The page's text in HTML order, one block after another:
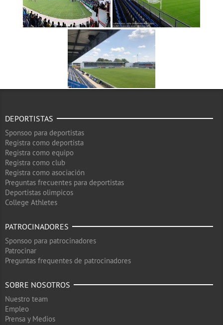
DEPORTISTAS
Sponsoo para deportistas
Registra como deportista
Registra como equipo
Registra como club
Registra como asociación
Preguntas frecuentes para deportistas
Deportistas olimpicos
College Athletes
PATROCINADORES
Sponsoo para patrocinadores
Patrocinar
Preguntas frequentes de patrocinadores
SOBRE NOSOTROS
Nuestro team
Empleo
Prensa y Medios